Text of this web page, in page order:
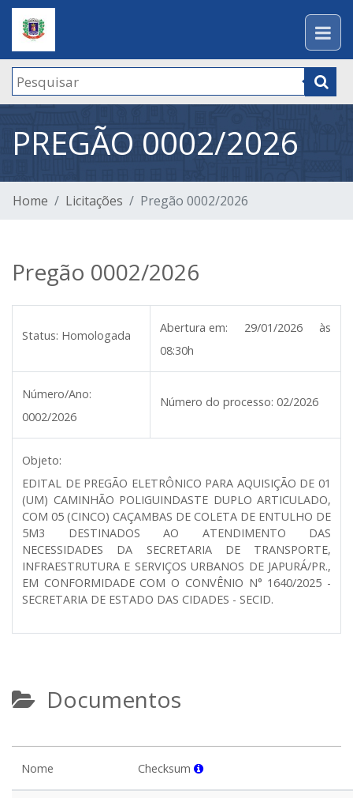
PREGÃO 0002/2026
Home Licitações Pregão 0002/2026
Pregão 0002/2026
Status: Homologada
Abertura em:
29/01/2026 às
08:30h
Número/Ano:
0002/2026
Número do processo: 02/2026
Objeto:
EDITAL DE PREGÃO ELETRÔNICO PARA AQUISIÇÃO DE 01
(UM) CAMINHÃO POLIGUINDASTE DUPLO ARTICULADO,
COM 05 (CINCO) CAÇAMBAS DE COLETA DE ENTULHO DE
5M3 DESTINADOS AO ATENDIMENTO DAS
NECESSIDADES DA SECRETARIA DE TRANSPORTE,
INFRAESTRUTURA E SERVIÇOS URBANOS DE JAPURÁ/PR.,
EM CONFORMIDADE COM O CONVÊNIO N° 1640/2025 -
SECRETARIA DE ESTADO DAS CIDADES - SECID.
Documentos
Nome Checksum